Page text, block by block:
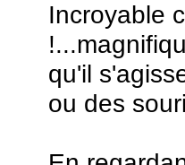
Incroyable
qu'il
ou des